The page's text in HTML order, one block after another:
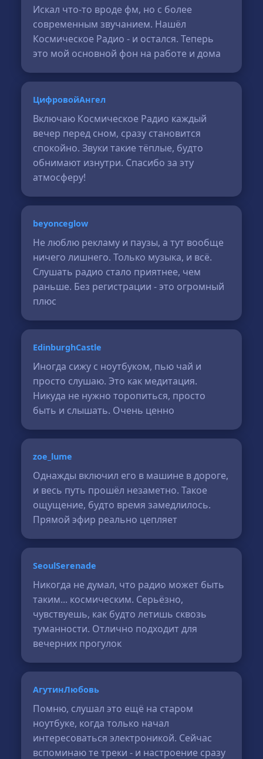
Искал что-то вроде фм, но с более
современным звучанием. Нашёл
Космическое Радио - и остался. Теперь
это мой основной фон на работе и дома
ЦифровойАнгел
Включаю Космическое Радио каждый
вечер перед сном, сразу становится
спокойно. Звуки такие тёплые, будто
обнимают изнутри. Спасибо за эту
атмосферу!
beyonceglow
Не люблю рекламу и паузы, а тут вообще
ничего лишнего. Только музыка, и всё.
Слушать радио стало приятнее, чем
раньше. Без регистрации - это огромный
плюс
EdinburghCastle
Иногда сижу с ноутбуком, пью чай и
просто слушаю. Это как медитация.
Никуда не нужно торопиться, просто
быть и слышать. Очень ценно
zoe_lume
Однажды включил его в машине в дороге,
и весь путь прошёл незаметно. Такое
ощущение, будто время замедлилось.
Прямой эфир реально цепляет
SeoulSerenade
Никогда не думал, что радио может быть
таким... космическим. Серьёзно,
чувствуешь, как будто летишь сквозь
туманности. Отлично подходит для
вечерних прогулок
АгутинЛюбовь
Помню, слушал это ещё на старом
ноутбуке, когда только начал
интересоваться электроникой. Сейчас
вспоминаю те треки - и настроение сразу